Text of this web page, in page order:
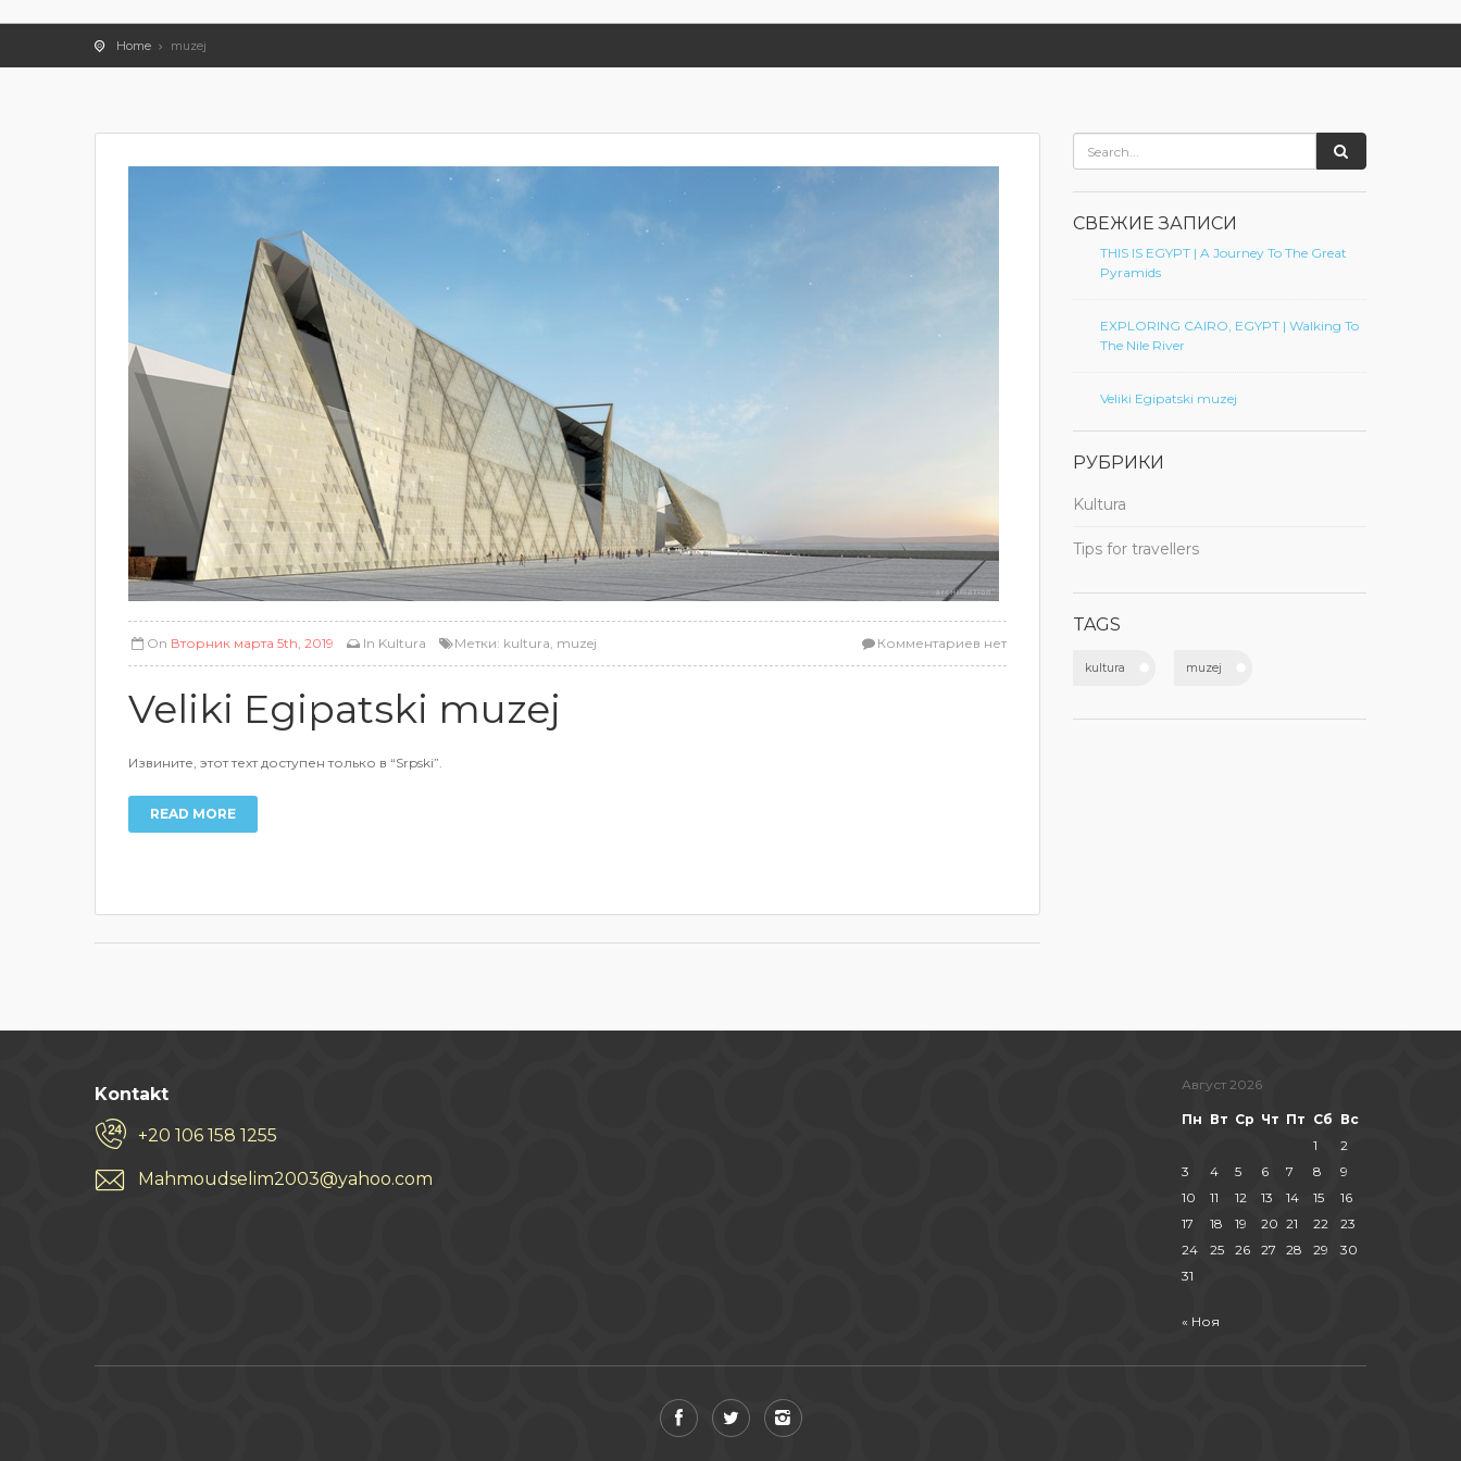
Home muzej
On Вторник марта 5th, 2019 In Kultura Метки: kultura, muzej Комментариев нет
Veliki Egipatski muzej
Извините, этот техт доступен только в “Srpski”.
READ MORE
СВЕЖИЕ ЗАПИСИ
THIS IS EGYPT | A Journey To The Great
Pyramids
EXPLORING CAIRO, EGYPT | Walking To
The Nile River
Veliki Egipatski muzej
РУБРИКИ
Kultura
Tips for travellers
TAGS
kultura muzej
Kontakt
+20 106 158 1255
Mahmoudselim2003@yahoo.com
Август 2026
Пн Вт Ср Чт Пт Сб Вс
1
2
3
4 5 6 7 8
9
10
11 12 13 14 15
16
17
18 19 20 21 22
23
24
25 26 27 28 29
30
31
« Ноя